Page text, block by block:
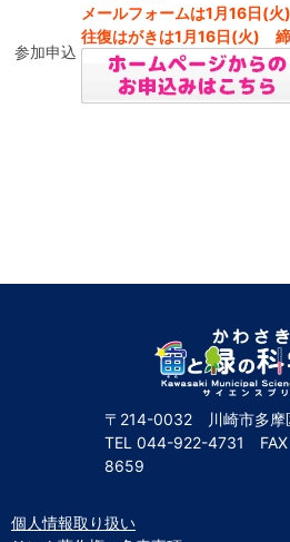
参加申込
メールフォームは1月16日(
往復はがきは1月16日(火)
〒214-0032 川崎市多摩
TEL 044-922-4731 FAX
8659
個人情報取り扱い